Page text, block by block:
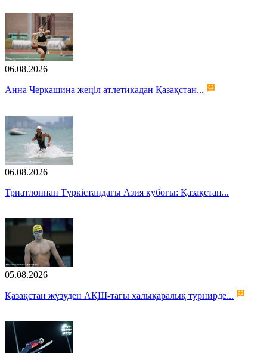
06.08.2026
Анна Черкашина жеңіл атлетикадан Қазақстан...
06.08.2026
Триатлоннан Түркістандағы Азия кубогы: Қазақстан...
05.08.2026
Қазақстан жүзуден АҚШ-тағы халықаралық турнирде...